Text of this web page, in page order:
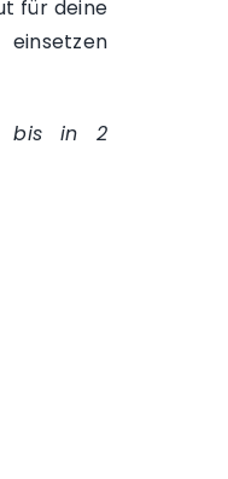
für deine
bis in 2